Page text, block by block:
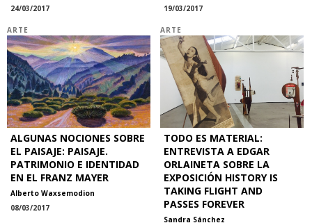
24/03/2017
19/03/2017
ARTE
ALGUNAS NOCIONES SOBRE
EL PAISAJE: PAISAJE.
PATRIMONIO E IDENTIDAD
EN EL FRANZ MAYER
Alberto Waxsemodion
08/03/2017
ARTE
TODO ES MATERIAL:
ENTREVISTA A EDGAR
ORLAINETA SOBRE LA
EXPOSICIÓN HISTORY IS
TAKING FLIGHT AND
PASSES FOREVER
Sandra Sánchez